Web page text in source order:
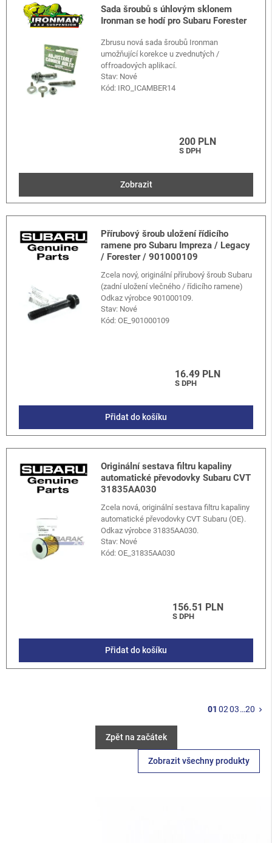
Sada šroubů s úhlovým sklonem
Ironman se hodí pro Subaru Forester
Zbrusu nová sada šroubů Ironman
umožňující korekce u zvednutých /
offroadových aplikací.
Stav: Nové
Kód: IRO_ICAMBER14
200 PLN
S DPH
Zobrazit
Přírubový šroub uložení řídicího
ramene pro Subaru Impreza / Legacy
/ Forester / 901000109
Zcela nový, originální přírubový šroub Subaru
(zadní uložení vlečného / řídicího ramene)
Odkaz výrobce 901000109.
Stav: Nové
Kód:OE_901000109
16.49 PLN
S DPH
Přidat do košíku
Originální sestava filtru kapaliny
automatické převodovky Subaru CVT
31835AA030
Zcela nová, originální sestava filtru kapaliny
automatické převodovky CVT Subaru (OE).
Odkaz výrobce 31835AA030.
Stav: Nové
Kód:OE_31835AA030
156.51 PLN
S DPH
Přidat do košíku
01 0203…20 keyboard_arrow_right
Zpět na začátek
Zobrazit všechny produkty